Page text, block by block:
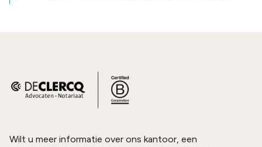
Wilt u meer informatie over ons kantoor, een